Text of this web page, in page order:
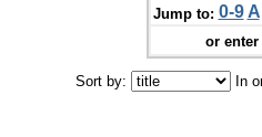
Jump to: 0-9 A
or
Sort by: In